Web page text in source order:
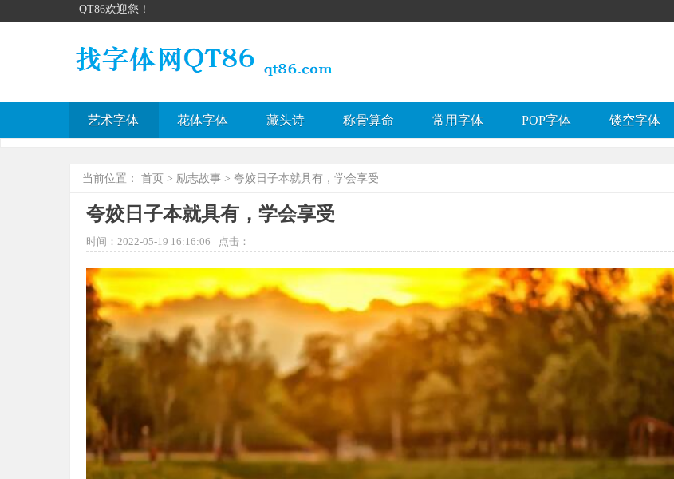
QT86欢迎您！
艺术字体 花体字体 藏头诗 称骨算命 常用字体 POP字体 镂空字体
当前位置： 首页 > 励志故事 > 夸姣日子本就具有，学会享受
夸姣日子本就具有，学会享受
时间：2022-05-19 16:16:06 点击：